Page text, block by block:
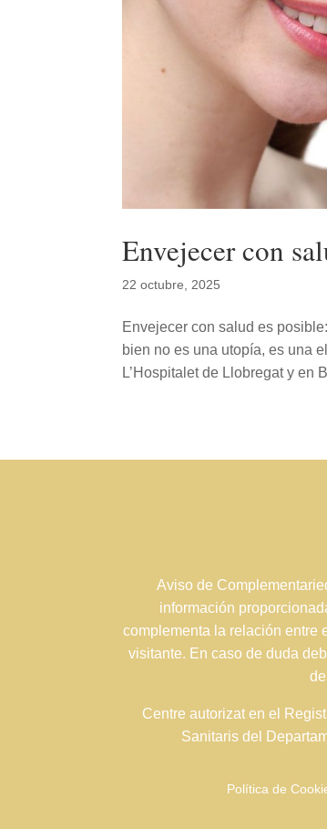
Envejecer con
22 octubre, 2025
Envejecer con salud es
bien no es una utopía, es una
L’Hospitalet de Llobregat y en
Aviso de
información
complementa la relación entre
visitante. En caso de duda
Centre autorizat en el
Sanitaris del
Política de